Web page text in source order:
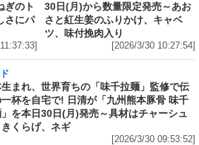
ぎのト
さにパ
30日(月)から数量限定発売～あお
さと紅生姜のふりかけ、キャベ
ツ、味付挽肉入り
[2026/3/30 10:27:54]
まれ、世界育ちの「味千拉麺」監修で伝
杯を自宅で! 日清が「九州熊本豚骨 味千
を本日30日(月)発売～具材はチャーシュ
くらげ、ネギ
[2026/3/30 09:53:52]